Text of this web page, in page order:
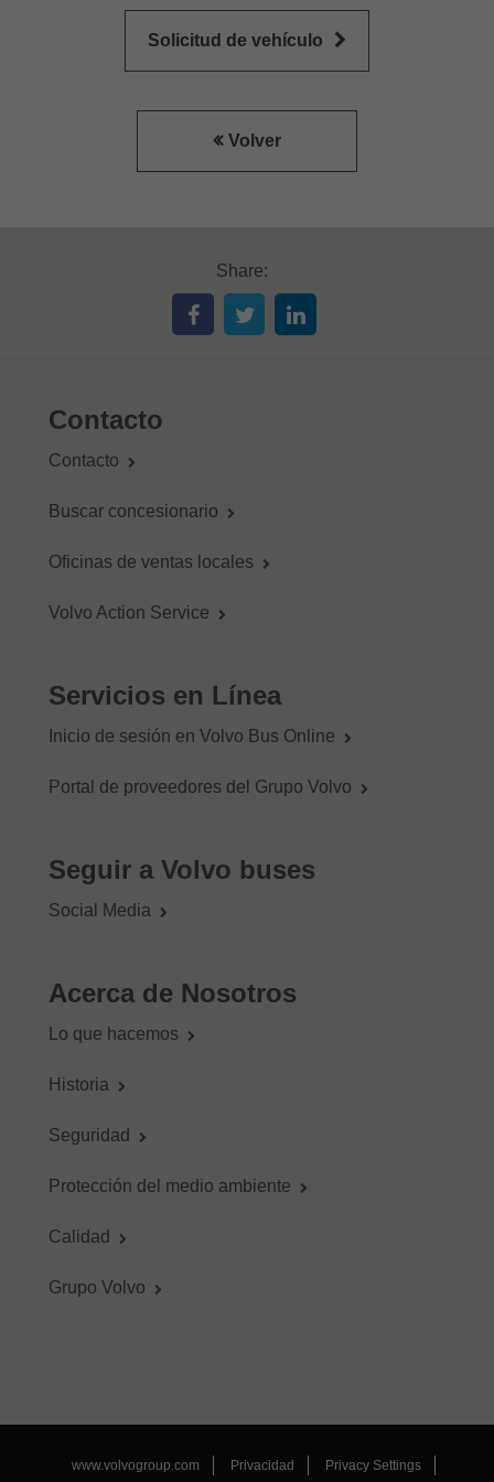
Solicitud de vehículo
Volver
Share:
Contacto
Contacto
Buscar concesionario
Oficinas de ventas locales
Volvo Action Service
Servicios en Línea
Inicio de sesión en Volvo Bus Online
Portal de proveedores del Grupo Volvo
Seguir a Volvo buses
Social Media
Acerca de Nosotros
Lo que hacemos
Historia
Seguridad
Protección del medio ambiente
Calidad
Grupo Volvo
www.volvogroup.com Privacidad Privacy Settings